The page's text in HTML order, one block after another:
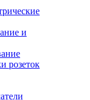
и
розеток